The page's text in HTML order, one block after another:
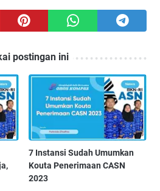
postingan ini
7 Instansi Sudah Umumkan
Kouta Penerimaan CASN
2023